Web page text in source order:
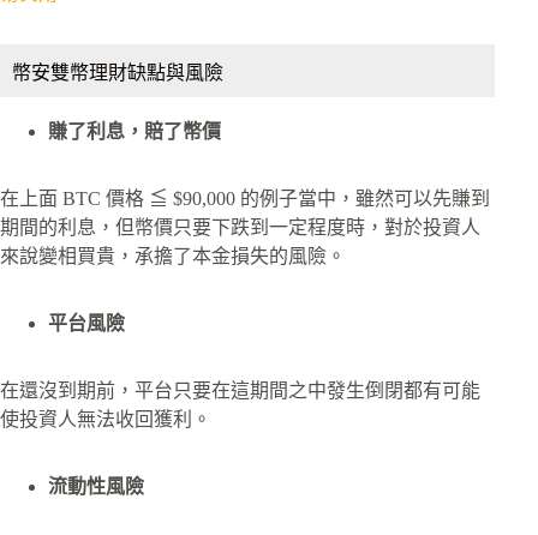
幣安雙幣理財缺點與風險
賺了利息，賠了幣價
在上面 BTC 價格 ≦ $90,000 的例子當中，雖然可以先賺到
期間的利息，但幣價只要下跌到一定程度時，對於投資人
來說變相買貴，承擔了本金損失的風險。
平台風險
在還沒到期前，平台只要在這期間之中發生倒閉都有可能
使投資人無法收回獲利。
流動性風險